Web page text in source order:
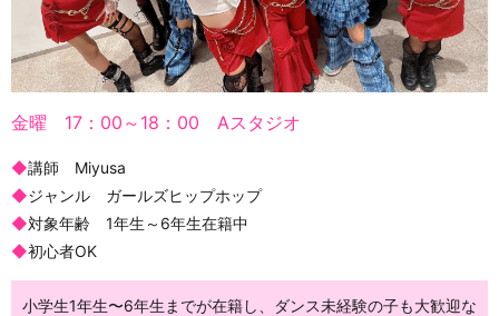
金曜 17：00～18：00 Aスタジオ
◆講師 Miyusa
◆ジャンル ガールズヒップホップ
◆対象年齢 1年生～6年生在籍中
◆初心者OK
小学生1年生〜6年生までが在籍し、ダンス未経験の子も大歓迎な